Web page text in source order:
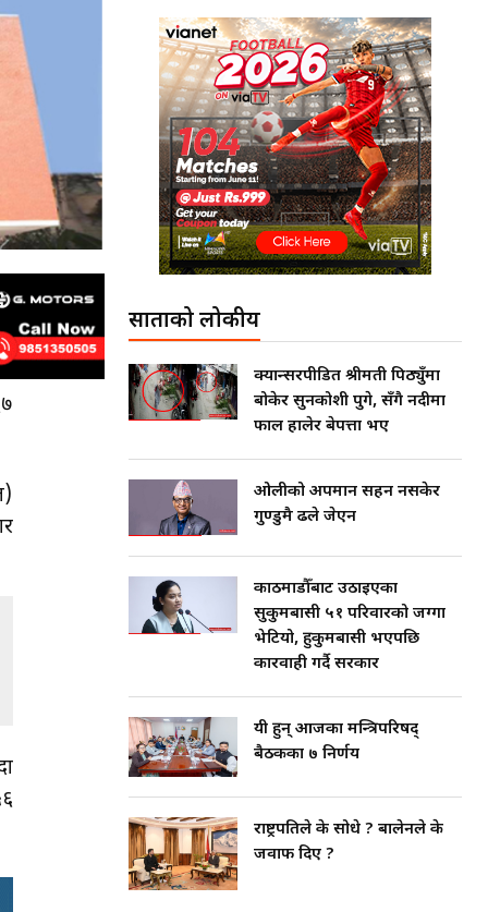
साताको लोकप्रीय
क्यान्सरपीडित श्रीमती पिठ्युँमा
बोकेर सुनकोशी पुगे, सँगै नदीमा
फाल हालेर बेपत्ता भए
ओलीको अपमान सहन नसकेर
गुण्डुमै ढले जेएन
काठमाडौँबाट उठाइएका
सुकुमबासी ५१ परिवारको जग्गा
भेटियो, हुकुमबासी भएपछि
कारवाही गर्दै सरकार
यी हुन् आजका मन्त्रिपरिषद्
बैठकका ७ निर्णय
राष्ट्रपतिले के सोधे ? बालेनले के
जवाफ दिए ?